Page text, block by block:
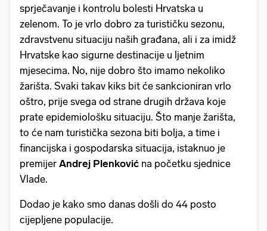
sprječavanje i kontrolu bolesti Hrvatska u
zelenom. To je vrlo dobro za turističku sezonu,
zdravstvenu situaciju naših građana, ali i za imidž
Hrvatske kao sigurne destinacije u ljetnim
mjesecima. No, nije dobro što imamo nekoliko
žarišta. Svaki takav kiks bit će sankcioniran vrlo
oštro, prije svega od strane drugih država koje
prate epidemiološku situaciju. Što manje žarišta,
to će nam turistička sezona biti bolja, a time i
financijska i gospodarska situacija, istaknuo je
premijer Andrej Plenković na početku sjednice
Vlade.
Dodao je kako smo danas došli do 44 posto
cijepljene populacije.